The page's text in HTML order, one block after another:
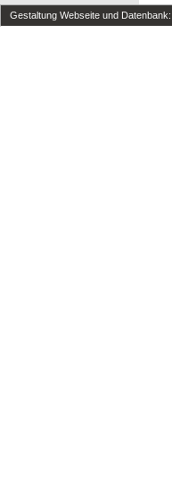
Gestaltung Webseite und